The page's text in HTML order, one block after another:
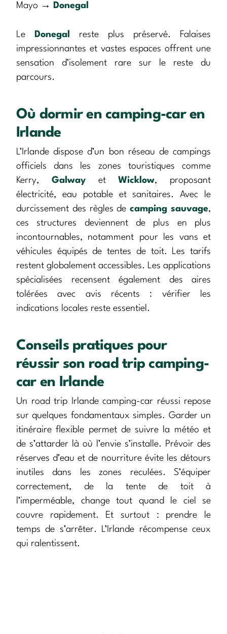
Mayo → Donegal
Le Donegal
reste plus préservé. Falaises
impressionnantes et vastes espaces offrent une
sensation d’isolement rare sur le reste du
parcours.
Où dormir en camping-car en
Irlande
L’Irlande dispose d’un bon réseau de campings
officiels dans les zones touristiques comme
Kerry, GalwayetWicklow, proposant
électricité, eau potable et sanitaires. Avec le
durcissement des règles decamping sauvage,
ces structures deviennent de plus en plus
incontournables, notamment pour les vans et
véhicules équipés de tentes de toit. Les tarifs
restent globalement accessibles. Les applications
spécialisées recensent également des aires
tolérées avec avis récents : vérifier les
indications locales reste essentiel.
Conseils pratiques pour
réussir son road trip camping-
car en Irlande
Un road trip Irlande camping-car réussi repose
sur quelques fondamentaux simples. Garder un
itinéraire flexible permet de suivre la météo et
de s’attarder là où l’envie s’installe. Prévoir des
réserves d’eau et de nourriture évite les détours
inutiles dans les zones reculées. S’équiper
correctement, de la tente de toit à
l’imperméable, change tout quand le ciel se
couvre rapidement. Et surtout : prendre le
temps de s’arrêter. L’Irlande récompense ceux
qui ralentissent.